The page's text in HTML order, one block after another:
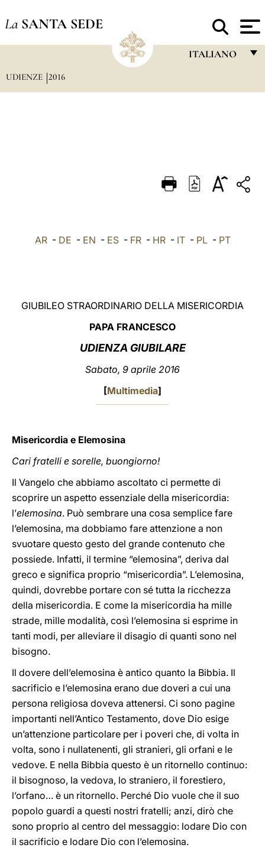
La SANTA SEDE
ITALIANO
DEUTSCH
العربيّة
UDIENZE 2016
AR- DE - EN - ES- FR- HR- IT- PL- PT
GIUBILEO STRAORDINARIO DELLA MISERICORDIA
PAPA FRANCESCO
UDIENZA GIUBILARE
Sabato, 9 aprile 2016
[Multimedia]
Misericordia e Elemosina
Cari fratelli e sorelle, buongiorno!
Il Vangelo che abbiamo ascoltato ci permette di
scoprire un aspetto essenziale della misericordia:
l’elemosina. Può sembrare una cosa semplice fare
l’elemosina, ma dobbiamo fare attenzione a non
svuotare questo gesto del grande contenuto che
possiede. Infatti, il termine “elemosina”, deriva dal
greco e significa proprio “misericordia”. L’elemosina,
quindi, dovrebbe portare con sé tutta la ricchezza
della misericordia. E come la misericordia ha mille
strade, mille modalità, così l’elemosina si esprime in
tanti modi, per alleviare il disagio di quanti sono nel
bisogno.
Il dovere dell’elemosina è antico quanto la Bibbia. Il
sacrificio e l’elemosina erano due doveri a cui una
persona religiosa doveva attenersi. Ci sono pagine
importanti nell’Antico Testamento, dove Dio esige
un’attenzione particolare per i poveri che, di volta in
volta, sono i nullatenenti, gli stranieri, gli orfani e le
vedove. E nella Bibbia questo è un ritornello continuo:
il bisognoso, la vedova, lo straniero, il forestiero,
l’orfano… è un ritornello. Perché Dio vuole che il suo
popolo guardi a questi nostri fratelli; anzi, dirò che
sono proprio al centro del messaggio: lodare Dio con
il sacrificio e lodare Dio con l’elemosina.